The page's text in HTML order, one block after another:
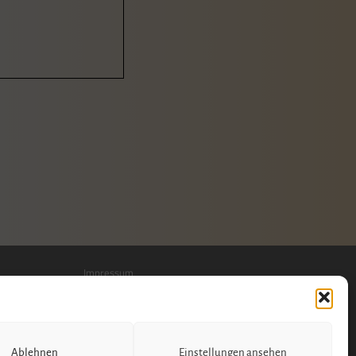
Ablehnen Einstellungen ansehen
Impressum